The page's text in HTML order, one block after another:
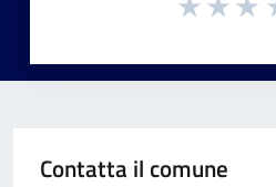
Contatta il comune